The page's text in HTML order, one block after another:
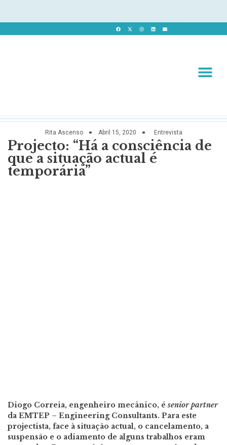
Rita Ascenso Abril 15, 2020 Entrevista
Projecto: “Há a consciência de
que a situação actual é
temporária”
Diogo Correia, engenheiro mecânico, ésenior partner
da EMTEP – Engineering Consultants. Para este
projectista, face à situação actual, o cancelamento, a
suspensão e o adiamento de alguns trabalhos eram